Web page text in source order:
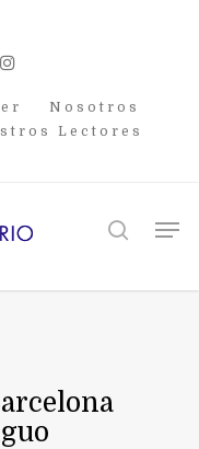
instagram
Nosotros
Lectores
search